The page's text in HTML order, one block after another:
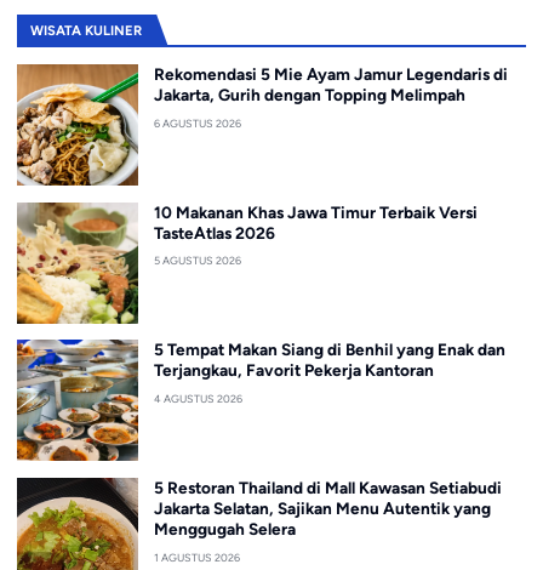
WISATA KULINER
Rekomendasi 5 Mie Ayam Jamur Legendaris di
Jakarta, Gurih dengan Topping Melimpah
6 AGUSTUS 2026
10 Makanan Khas Jawa Timur Terbaik Versi
TasteAtlas 2026
5 AGUSTUS 2026
5 Tempat Makan Siang di Benhil yang Enak dan
Terjangkau, Favorit Pekerja Kantoran
4 AGUSTUS 2026
5 Restoran Thailand di Mall Kawasan Setiabudi
Jakarta Selatan, Sajikan Menu Autentik yang
Menggugah Selera
1 AGUSTUS 2026